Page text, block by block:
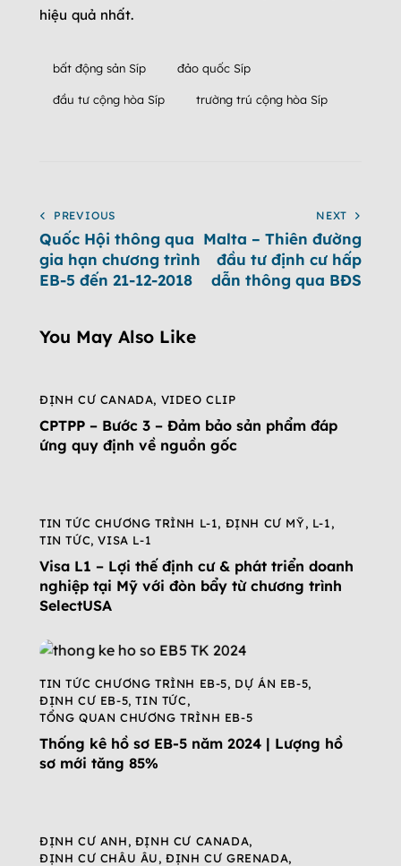
hiệu quả nhất.
bất động sản Síp đảo quốc Síp
đầu tư cộng hòa Síp trường trú cộng hòa Síp
PREVIOUS
Quốc Hội thông qua
gia hạn chương trình
EB-5 đến 21-12-2018
NEXT
Malta – Thiên đường
đầu tư định cư hấp
dẫn thông qua BĐS
You May Also Like
ĐỊNH CƯ CANADA, VIDEO CLIP
CPTPP – Bước 3 – Đảm bảo sản phẩm đáp
ứng quy định về nguồn gốc
TIN TỨC CHƯƠNG TRÌNH L-1, ĐỊNH CƯ MỸ, L-1,
TIN TỨC,VISA L-1
Visa L1 – Lợi thế định cư & phát triển doanh
nghiệp tại Mỹ với đòn bẩy từ chương trình
SelectUSA
TIN TỨC CHƯƠNG TRÌNH EB-5, DỰ ÁN EB-5,
ĐỊNH CƯ EB-5,TIN TỨC,
TỔNG QUAN CHƯƠNG TRÌNH EB-5
Thống kê hồ sơ EB-5 năm 2024 | Lượng hồ
sơ mới tăng 85%
ĐỊNH CƯ ANH, ĐỊNH CƯ CANADA,
ĐỊNH CƯ CHÂU ÂU,ĐỊNH CƯ GRENADA,